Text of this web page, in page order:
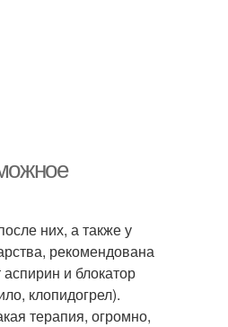
них, а также у
рекомендована
и блокатор
клопидогрел).
терапия, огромно,